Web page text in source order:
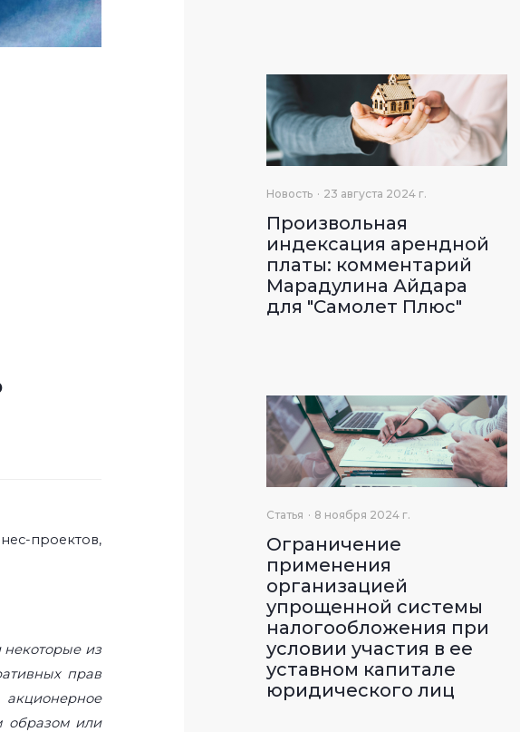
проектов,
некоторые из
прав
акционерное
образом или
Новость 23 августа 2024 г.
Произвольная
индексация арендной
платы: комментарий
Марадулина Айдара
для "Самолет Плюс"
Статья 8 ноября 2024 г.
Ограничение
применения
организацией
упрощенной системы
налогообложения при
условии участия в ее
уставном капитале
юридического лиц